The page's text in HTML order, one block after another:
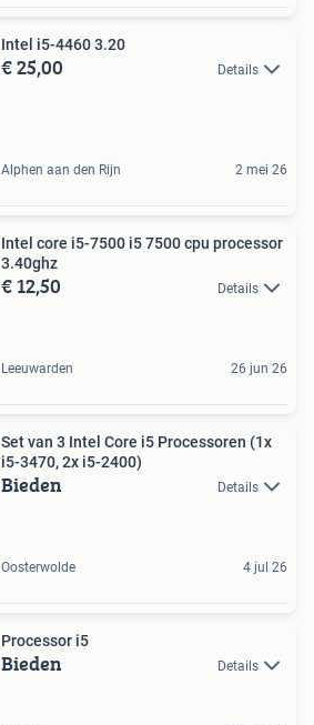
Intel i5-4460 3.20
€ 25,00 Details
Alphen aan den Rijn 2 mei 26
Intel core i5-7500 i5 7500 cpu processor
3.40ghz
€ 12,50 Details
Leeuwarden 26 jun 26
Set van 3 Intel Core i5 Processoren (1x
i5-3470, 2x i5-2400)
Bieden Details
Oosterwolde 4 jul 26
Processor i5
Bieden Details